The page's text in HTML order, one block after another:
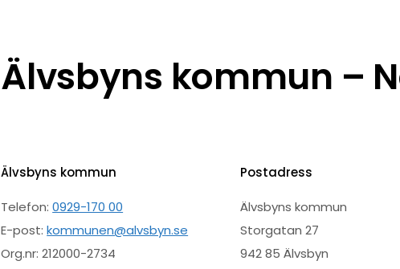
Älvsbyns kommun –
Älvsbyns kommun
Telefon:0929-170 00
E-post:kommunen@alvsbyn.se
Org.nr: 212000-2734
Postadress
Älvsbyns kommun
Storgatan 27
942 85 Älvsbyn